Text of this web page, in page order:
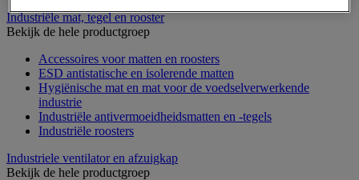
Industriële mat, tegel en rooster
Bekijk de hele productgroep
Accessoires voor matten en roosters
ESD antistatische en isolerende matten
Hygiënische mat en mat voor de voedselverwerkende
industrie
Industriële antivermoeidheidsmatten en -tegels
Industriële roosters
Industriele ventilator en afzuigkap
Bekijk de hele productgroep